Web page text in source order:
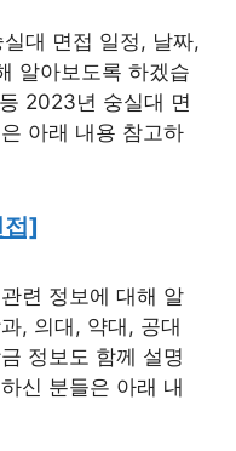
대 면접 일정, 날짜,
알아보도록 하겠습
2023년 숭실대 면
아래 내용 참고하
]
련 정보에 대해 알
, 의대, 약대, 공대
정보도 함께 설명
신 분들은 아래 내